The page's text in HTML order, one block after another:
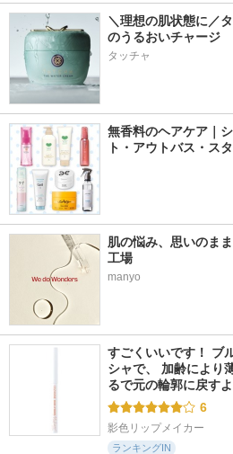
＼理想の肌状態に／
のうるおいチャージ
タッチャ
無香料のヘアケア｜
ト・アウトバス・ス
肌の悩み、思いのま
工場
manyo
すごくいいです！ ブ
シャで、 加齢により
るで元の輪郭に戻す
6
影色リップメイカー
ランキングIN